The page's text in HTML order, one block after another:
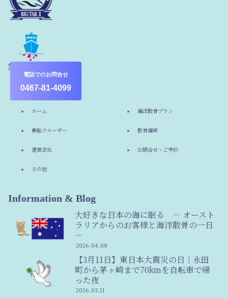
電話でのお問合せ
0467-81-4099
ホーム 海洋散骨プラン
乗船クルーザー 散骨海域
運営会社 お問合せ・ご予約
その他
Information & Blog
大好きな日本の海に眠る ― オースト
ラリアからのお客様と海洋散骨の一日
―
2026.04.08
【3月11日】東日本大震災の日｜永田
町から茅ヶ崎まで70kmを自転車で帰
った夜
2026.03.11